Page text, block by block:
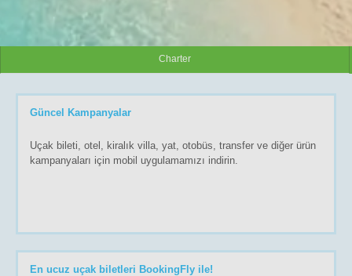
Charter
Güncel Kampanyalar
Uçak bileti, otel, kiralık villa, yat, otobüs, transfer ve diğer ürün
kampanyaları için mobil uygulamamızı indirin.
En ucuz uçak biletleri BookingFly ile!